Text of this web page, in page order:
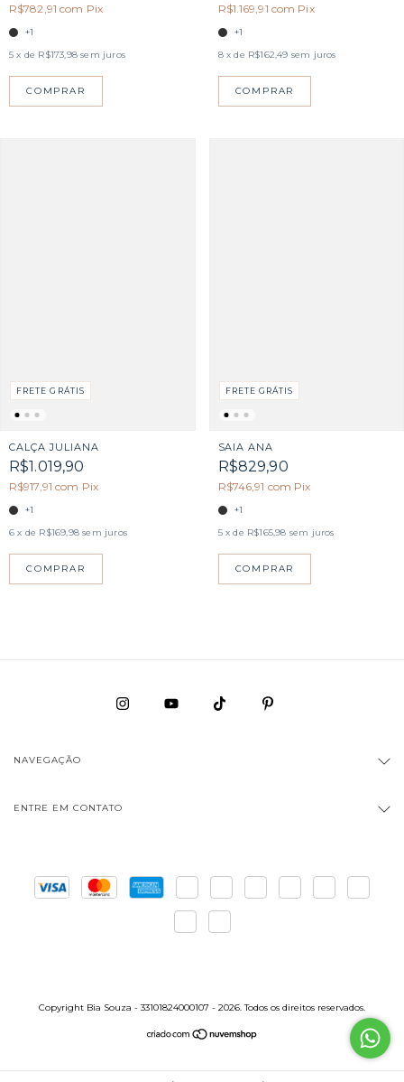
R$782,91com Pix
+1
5 x de R$173,98 sem juros
COMPRAR
R$1.169,91 com Pix
+1
8 x de R$162,49 sem juros
COMPRAR
FRETE GRÁTIS
CALÇA JULIANA
R$1.019,90
R$917,91com Pix
+1
6 x de R$169,98 sem juros
COMPRAR
FRETE GRÁTIS
SAIA ANA
R$829,90
R$746,91 com Pix
+1
5 x de R$165,98 sem juros
COMPRAR
NAVEGAÇÃO
ENTRE EM CONTATO
Copyright Bia Souza - 33101824000107 - 2026. Todos os direitos reservados.